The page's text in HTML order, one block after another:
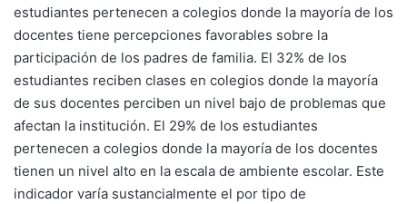
estudiantes pertenecen a colegios donde la mayoría de los
docentes tiene percepciones favorables sobre la
participación de los padres de familia. El 32% de los
estudiantes reciben clases en colegios donde la mayoría
de sus docentes perciben un nivel bajo de problemas que
afectan la institución. El 29% de los estudiantes
pertenecen a colegios donde la mayoría de los docentes
tienen un nivel alto en la escala de ambiente escolar. Este
indicador varía sustancialmente el por tipo de